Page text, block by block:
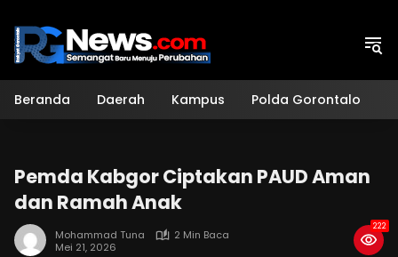
konten
Beranda Daerah Kampus Polda Gorontalo
Pemda Kabgor Ciptakan PAUD Aman
dan Ramah Anak
Mohammad Tuna
2 Min Baca
Mei 21, 2026
222